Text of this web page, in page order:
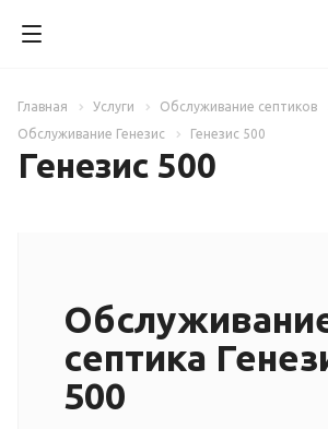
Главная Услуги
Обслуживание септиков
Обслуживание Генезис
Генезис 500
Генезис 500
септика
500